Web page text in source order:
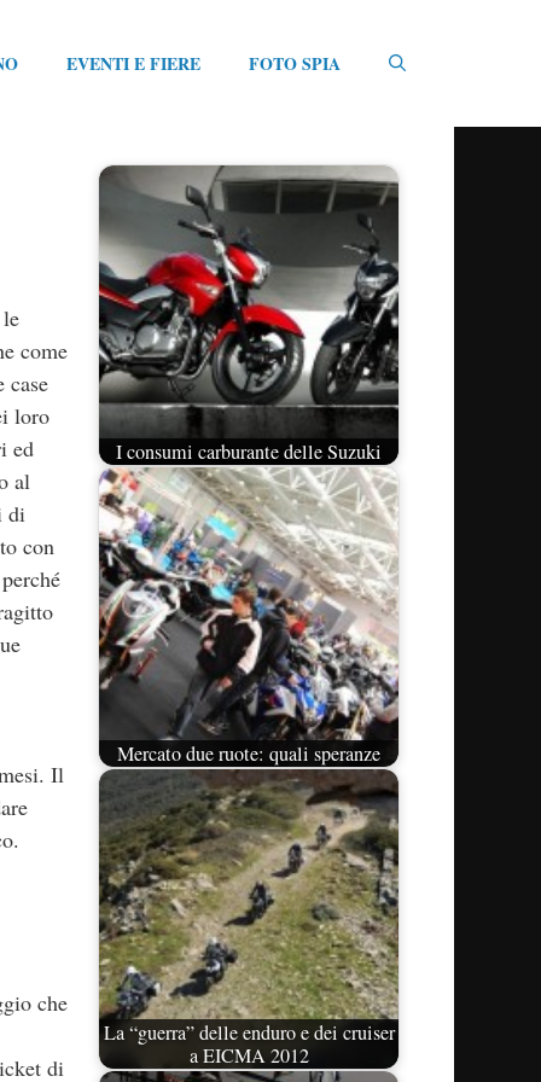
EVENTI E FIERE FOTO SPIA
come
case
loro
ed
al
di
con
Il
che
di
I consumi carburante delle Suzuki
Mercato due ruote: quali speranze
La “guerra” delle enduro e dei cruiser
a EICMA 2012